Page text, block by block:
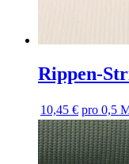
Rippen-
10,45 € pro 0,5